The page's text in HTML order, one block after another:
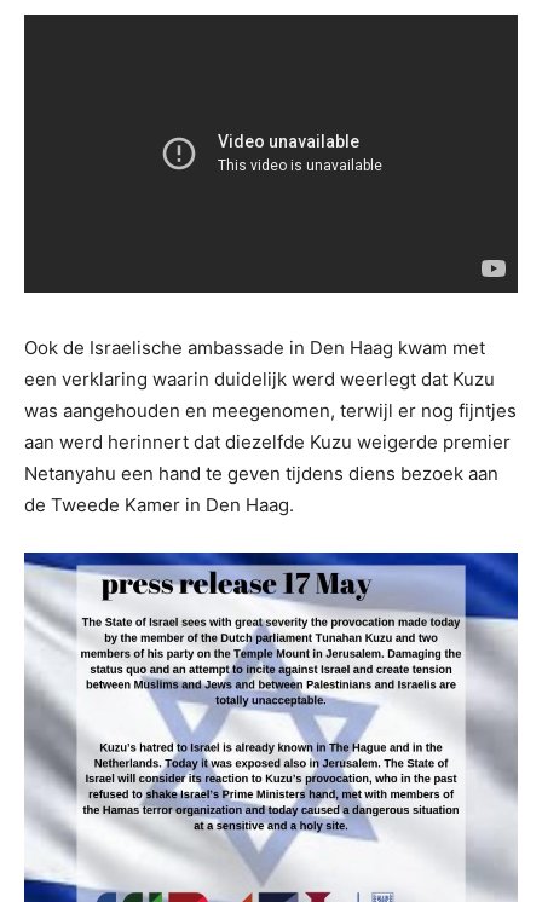
Ook de Israelische ambassade in Den Haag kwam met
een verklaring waarin duidelijk werd weerlegt dat Kuzu
was aangehouden en meegenomen, terwijl er nog fijntjes
aan werd herinnert dat diezelfde Kuzu weigerde premier
Netanyahu een hand te geven tijdens diens bezoek aan
de Tweede Kamer in Den Haag.